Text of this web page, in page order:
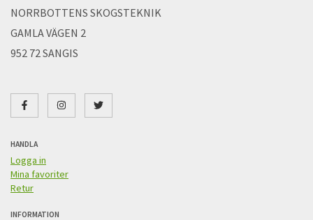
NORRBOTTENS SKOGSTEKNIK
GAMLA VÄGEN 2
952 72 SANGIS
HANDLA
Logga in
Mina favoriter
Retur
INFORMATION